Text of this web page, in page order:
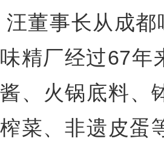
汪董事长从成
味精厂经过67年
酱、火锅底料、
榨菜、非遗皮蛋